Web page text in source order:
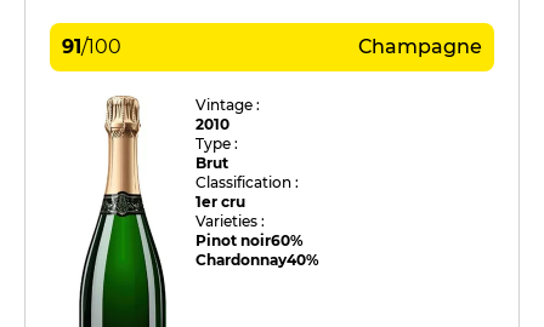
91/100 Champagne
Vintage :
2010
Type :
Brut
Classification :
1er cru
Varieties :
Pinot noir60%
Chardonnay40%